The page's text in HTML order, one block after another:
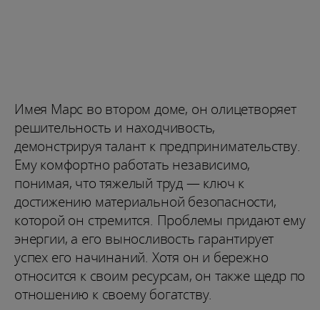
Имея Марс во втором доме, он олицетворяет
решительность и находчивость,
демонстрируя талант к предпринимательству.
Ему комфортно работать независимо,
понимая, что тяжелый труд — ключ к
достижению материальной безопасности,
которой он стремится. Проблемы придают ему
энергии, а его выносливость гарантирует
успех его начинаний. Хотя он и бережно
относится к своим ресурсам, он также щедр по
отношению к своему богатству.